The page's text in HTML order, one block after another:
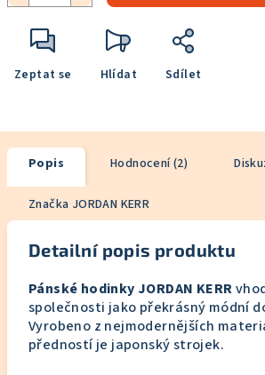
Zeptat se Hlídat Sdílet
Popis Hodnocení (2)
Značka JORDAN KERR
Detailní popis produktu
Pánské hodinky JORDAN KERR
společnosti jako překrásný módní
Vyrobeno z nejmodernějších
předností je japonský strojek.